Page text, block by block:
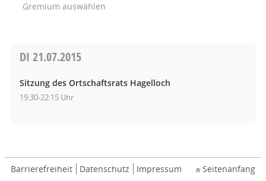
Gremium auswählen
DI 21.07.2015
Sitzung des Ortschaftsrats Hagelloch
19:30-22:15 Uhr
Barrierefreiheit Datenschutz Impressum Seitenanfang